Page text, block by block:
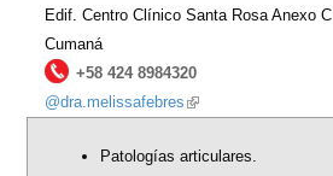
Edif. Centro Clínico Santa Rosa Anexo C
Cumaná
+58 424 8984320
@dra.melissafebres (link
external)
Patologías articulares.